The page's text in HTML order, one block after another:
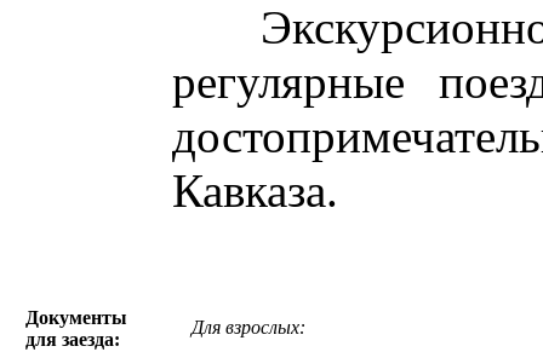
регулярные
Кавказа.
Документы
для заезда:
Для взрослых: